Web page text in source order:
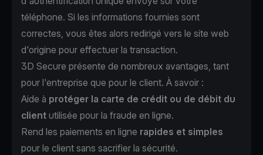
téléphone. Si les informations fournies sont
correctes, vous êtes alors redirigé vers le site web
d'origine pour effectuer la transaction.
3D Secure présente de nombreux avantages, tant
pour l'entreprise que pour le client. À savoir :
Aide à protéger la carte de crédit ou de débit du
client utilisée pour la fraude en ligne.
Rend les paiements en ligne rapides et simples
pour le client sans sacrifier la sécurité.